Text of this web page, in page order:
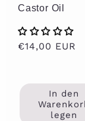
Castor Oil
Normaler
€14,00 EUR
In den
legen